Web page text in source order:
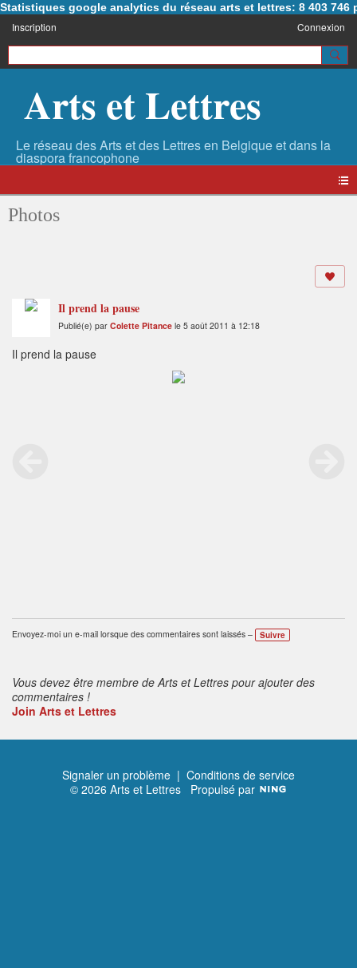
Statistiques google analytics du réseau arts et lettres: 8 403 746
Inscription Connexion
Arts et Lettres
Photos
Il prend la pause
Publié(e) par Colette Pitance le 5 août 2011 à 12:18
Il prend la pause
Envoyez-moi un e-mail lorsque des commentaires sont laissés – Suivre
Vous devez être membre de Arts et Lettres pour ajouter des
commentaires !
Join Arts et Lettres
Signaler un problème | Conditions de service
© 2026 Arts et Lettres Propulsé par